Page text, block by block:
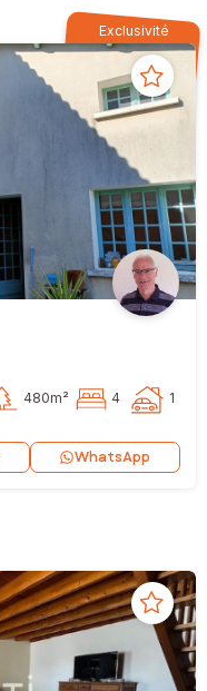
Exclusivité
480m² 4 1
WhatsApp